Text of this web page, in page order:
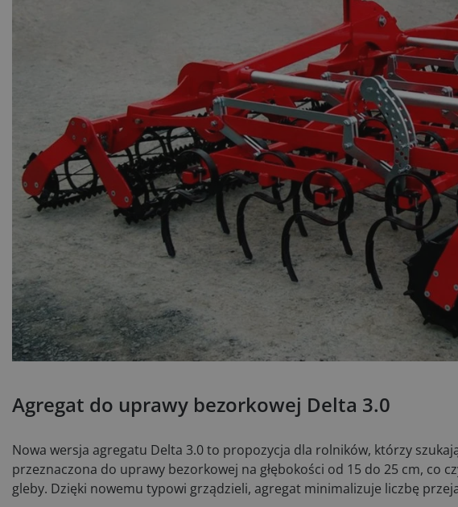
Agregat do uprawy bezorkowej Delta 3.0
Nowa wersja agregatu Delta 3.0 to propozycja dla rolników, którzy
przeznaczona do uprawy bezorkowej na głębokości od 15 do 25 cm, co
gleby. Dzięki nowemu typowi grządzieli, agregat minimalizuje liczbę